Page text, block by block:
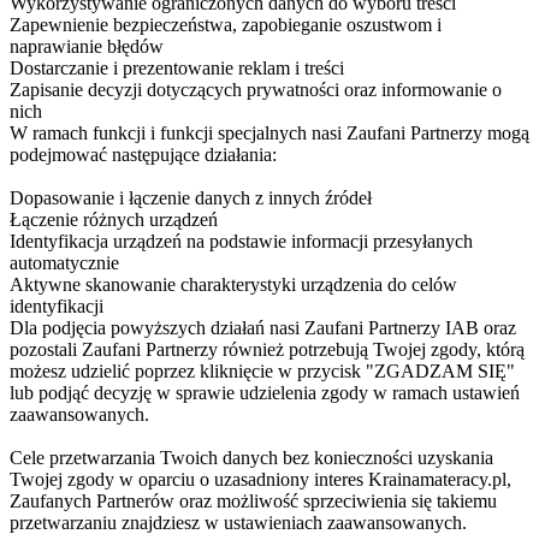
Zapewnienie bezpieczeństwa, zapobieganie oszustwom i
naprawianie błędów
Dostarczanie i prezentowanie reklam i treści
Zapisanie decyzji dotyczących prywatności oraz informowanie o
nich
W ramach funkcji i funkcji specjalnych nasi Zaufani Partnerzy mogą
podejmować następujące działania:
Dopasowanie i łączenie danych z innych źródeł
Łączenie różnych urządzeń
Identyfikacja urządzeń na podstawie informacji przesyłanych
automatycznie
Aktywne skanowanie charakterystyki urządzenia do celów
identyfikacji
Dla podjęcia powyższych działań nasi Zaufani Partnerzy IAB oraz
pozostali Zaufani Partnerzy również potrzebują Twojej zgody, którą
możesz udzielić poprzez kliknięcie w przycisk "ZGADZAM SIĘ"
lub podjąć decyzję w sprawie udzielenia zgody w ramach ustawień
zaawansowanych.
Cele przetwarzania Twoich danych bez konieczności uzyskania
Twojej zgody w oparciu o uzasadniony interes Krainamateracy.pl,
Zaufanych Partnerów oraz możliwość sprzeciwienia się takiemu
przetwarzaniu znajdziesz w ustawieniach zaawansowanych.